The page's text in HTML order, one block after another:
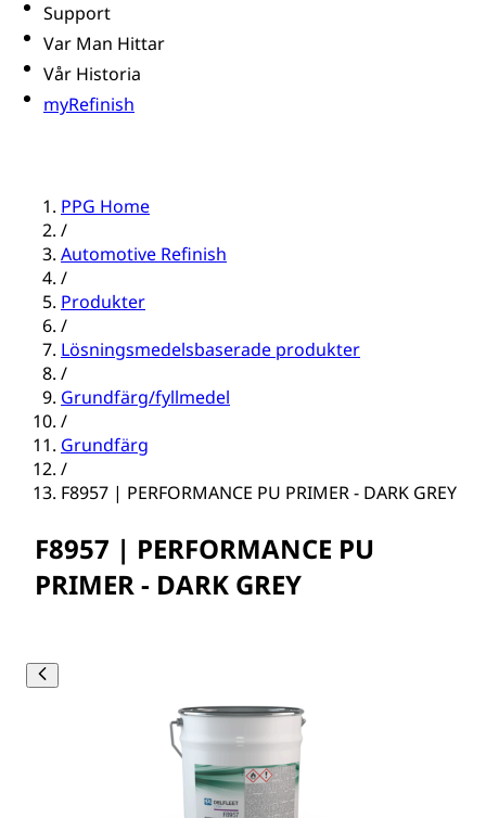
Support
Var Man Hittar
Vår Historia
myRefinish
PPG Home
/
Automotive Refinish
/
Produkter
/
Lösningsmedelsbaserade produkter
/
Grundfärg/fyllmedel
/
Grundfärg
/
F8957 | PERFORMANCE PU PRIMER - DARK GREY
F8957 | PERFORMANCE PU
PRIMER - DARK GREY